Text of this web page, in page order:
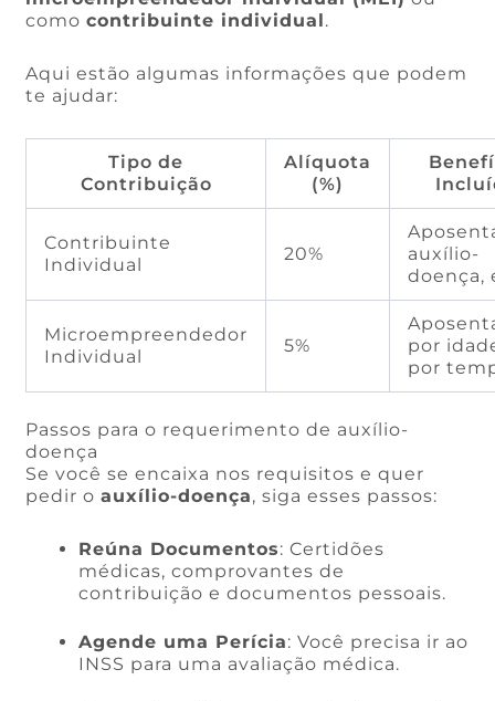
comocontribuinte individual .
Aqui estão algumas informações que podem
te ajudar:
Tipo de
Contribuição
Alíquota
(%)
Contribuinte
Individual
20%
auxílio-
doença,
Microempreendedor
Individual
5%
por
por
Passos para o requerimento de auxílio-
doença
Se você se encaixa nos requisitos e quer
pedir oauxílio-doença, siga esses passos:
Reúna Documentos: Certidões
médicas, comprovantes de
contribuição e documentos pessoais.
Agende uma Perícia: Você precisa ir ao
INSS para uma avaliação médica.